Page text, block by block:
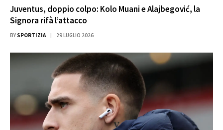
Juventus, doppio colpo: Kolo Muani e Alajbegović, la
Signora rifà l’attacco
BY SPORTIZIA 29 LUGLIO 2026